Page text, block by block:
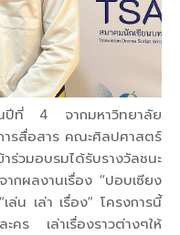
ปีที่ 4 จากมหาวิทยาลัย
ารสื่อสาร คณะศิลปศาสตร์
วมอบรมได้รับรางวัลชนะ
ากผลงานเรื่อง “ปอบเซียง
ล่น เล่า เรื่อง” โครงการนี้
คร เล่าเรื่องราวต่างๆให้